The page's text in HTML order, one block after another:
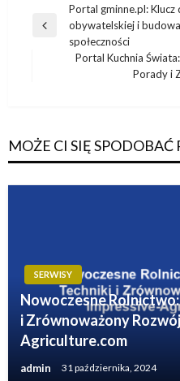
Nawigacja
wpisu
Poprzedni
Portal gminne.pl:
obywatelskiej i
społeczności
Portal Kuchnia
Porady i
MOŻE CI SIĘ
SERWISY
Nowoczesne
i Zrównoważony
Agriculture.com
admin 31 października, 2024